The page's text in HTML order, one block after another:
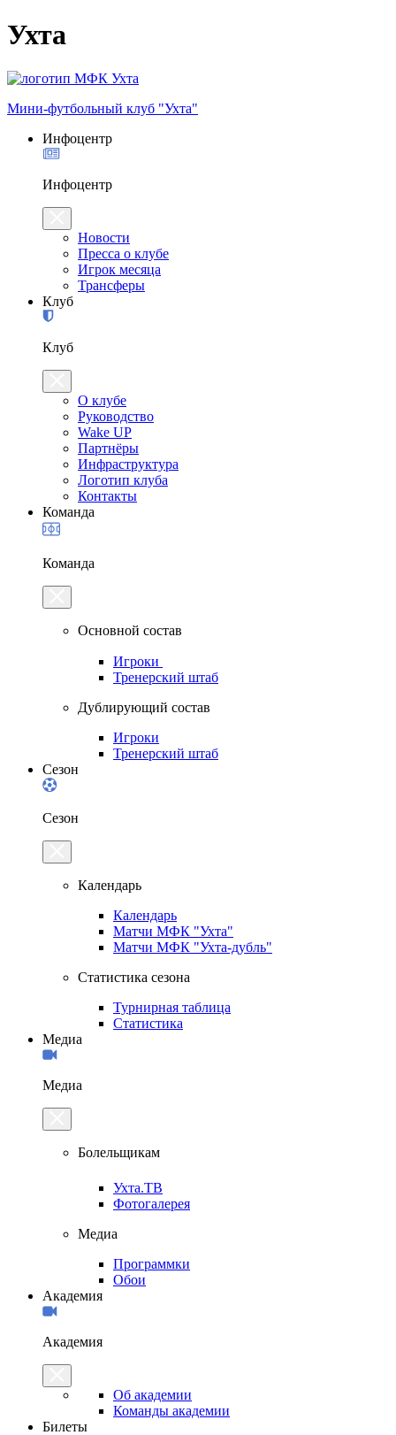
Ухта
Мини-футбольный клуб "Ухта"
Инфоцентр
Инфоцентр
Новости
Пресса о клубе
Игрок месяца
Трансферы
Клуб
Клуб
О клубе
Руководство
Wake UP
Партнёры
Инфраструктура
Логотип клуба
Контакты
Команда
Команда
Основной состав
Игроки
Тренерский штаб
Дублирующий состав
Игроки
Тренерский штаб
Сезон
Сезон
Календарь
Календарь
Матчи МФК "Ухта"
Матчи МФК "Ухта-дубль"
Статистика сезона
Турнирная таблица
Статистика
Медиа
Медиа
Болельщикам
Ухта.ТВ
Фотогалерея
Медиа
Программки
Обои
Академия
Академия
Об академии
Команды академии
Билеты